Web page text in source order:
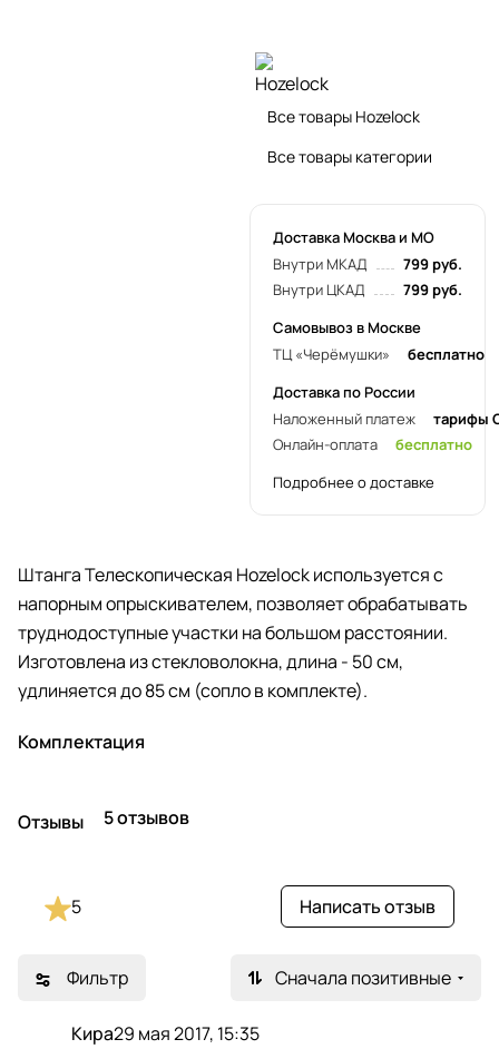
Все товары Hozelock
Все товары категории
Доставка Москва и МО
Внутри МКАД
799 руб.
Внутри ЦКАД
799 руб.
Самовывоз в Москве
ТЦ «Черёмушки»
бесплатно
Доставка по России
Наложенный платеж
тарифы
Онлайн-оплата
бесплатно
Подробнее о доставке
Штанга Телескопическая Hozelock используется с
напорным опрыскивателем, позволяет обрабатывать
труднодоступные участки на большом расстоянии.
Изготовлена из стекловолокна, длина - 50 см,
удлиняется до 85 см (сопло в комплекте).
Комплектация
Отзывы 5 отзывов
Фильтр Сначала позитивные
Кира29 мая 2017, 15:35
5 Написать отзыв